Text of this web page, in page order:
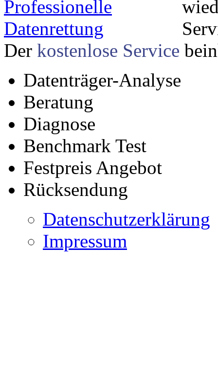
Der kostenlose Service
Datenträger-Analyse
Beratung
Diagnose
Benchmark Test
Festpreis Angebot
Rücksendung
Datenschutzerklärung
Impressum